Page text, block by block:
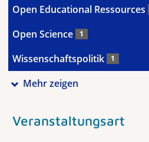
Open Educational Ressources
Open Science 1
Wissenschaftspolitik 1
Mehr zeigen
Veranstaltungsart